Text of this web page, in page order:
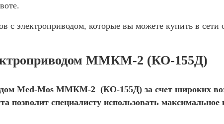
с электроприводом, которые вы можете купить в сети
ММКМ-2 (КО-155Д)
Med-Mos ММКМ-2 (КО-155Д) за счет широких
позволит специалисту использовать максимальное